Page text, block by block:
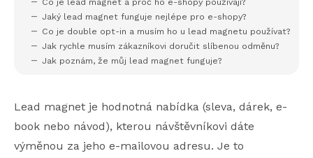
Jaký lead magnet funguje nejlépe pro e-shopy?
Co je double opt-in a musím ho u lead magnetu používat?
Jak rychle musím zákazníkovi doručit slíbenou odměnu?
Jak poznám, že můj lead magnet funguje?
Lead magnet je hodnotná nabídka (sleva, dárek, e-
book nebo návod), kterou návštěvníkovi dáte
výměnou za jeho e-mailovou adresu. Je to